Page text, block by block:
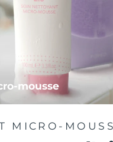
mousse
MICRO-